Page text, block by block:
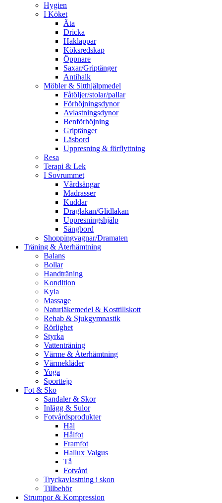
Hygien
I Köket
Äta
Dricka
Haklappar
Köksredskap
Öppnare
Saxar/Griptänger
Antihalk
Möbler & Sitthjälpmedel
Fåtöljer/stolar/pallar
Förhöjningsdynor
Avlastningsdynor
Benförhöjning
Griptänger
Läsbord
Uppresning & förflyttning
Resa
Terapi & Lek
I Sovrummet
Vårdsängar
Madrasser
Kuddar
Draglakan/Glidlakan
Uppresningshjälp
Sängbord
Shoppingvagnar/Dramaten
Träning & Återhämtning
Balans
Bollar
Handträning
Kondition
Kyla
Massage
Naturläkemedel & Kosttillskott
Rehab & Sjukgymnastik
Rörlighet
Styrka
Vattenträning
Värme & Återhämtning
Värmekläder
Yoga
Sporttejp
Fot & Sko
Sandaler & Skor
Inlägg & Sulor
Fotvårdsprodukter
Häl
Hålfot
Framfot
Hallux Valgus
Tå
Fotvård
Tryckavlastning i skon
Tillbehör
Strumpor & Kompression